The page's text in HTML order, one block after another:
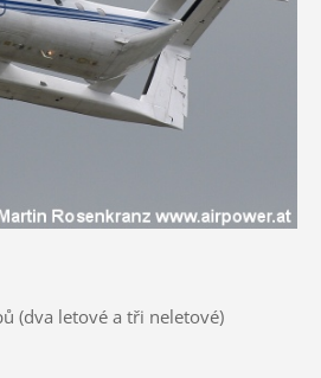
(dva letové a tři neletové)